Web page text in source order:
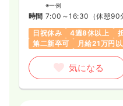
※一例
時間 7:00～16:30 （休憩90
日祝休み
4週8休以上
第二新卒可
月給21万円
気になる